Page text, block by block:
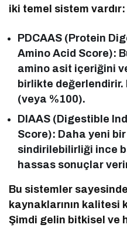
iki temel sistem vardır:
PDCAAS (Protein
Amino Acid Score):
amino asit içeriğini
birlikte değerlendirir.
(veya %100).
DIAAS (Digestible
Score): Daha yeni
sindirilebilirliği ince
hassas sonuçlar
Bu sistemler
kaynaklarının kalitesi
Şimdi gelin bitkisel ve